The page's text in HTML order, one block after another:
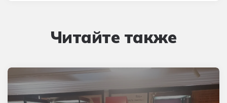
Читайте также